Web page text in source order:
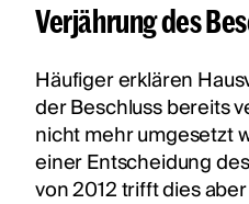
Verjährung des
Häufiger erklären
der Beschluss bereits
nicht mehr umgesetzt
einer Entscheidung
von 2012 trifft dies